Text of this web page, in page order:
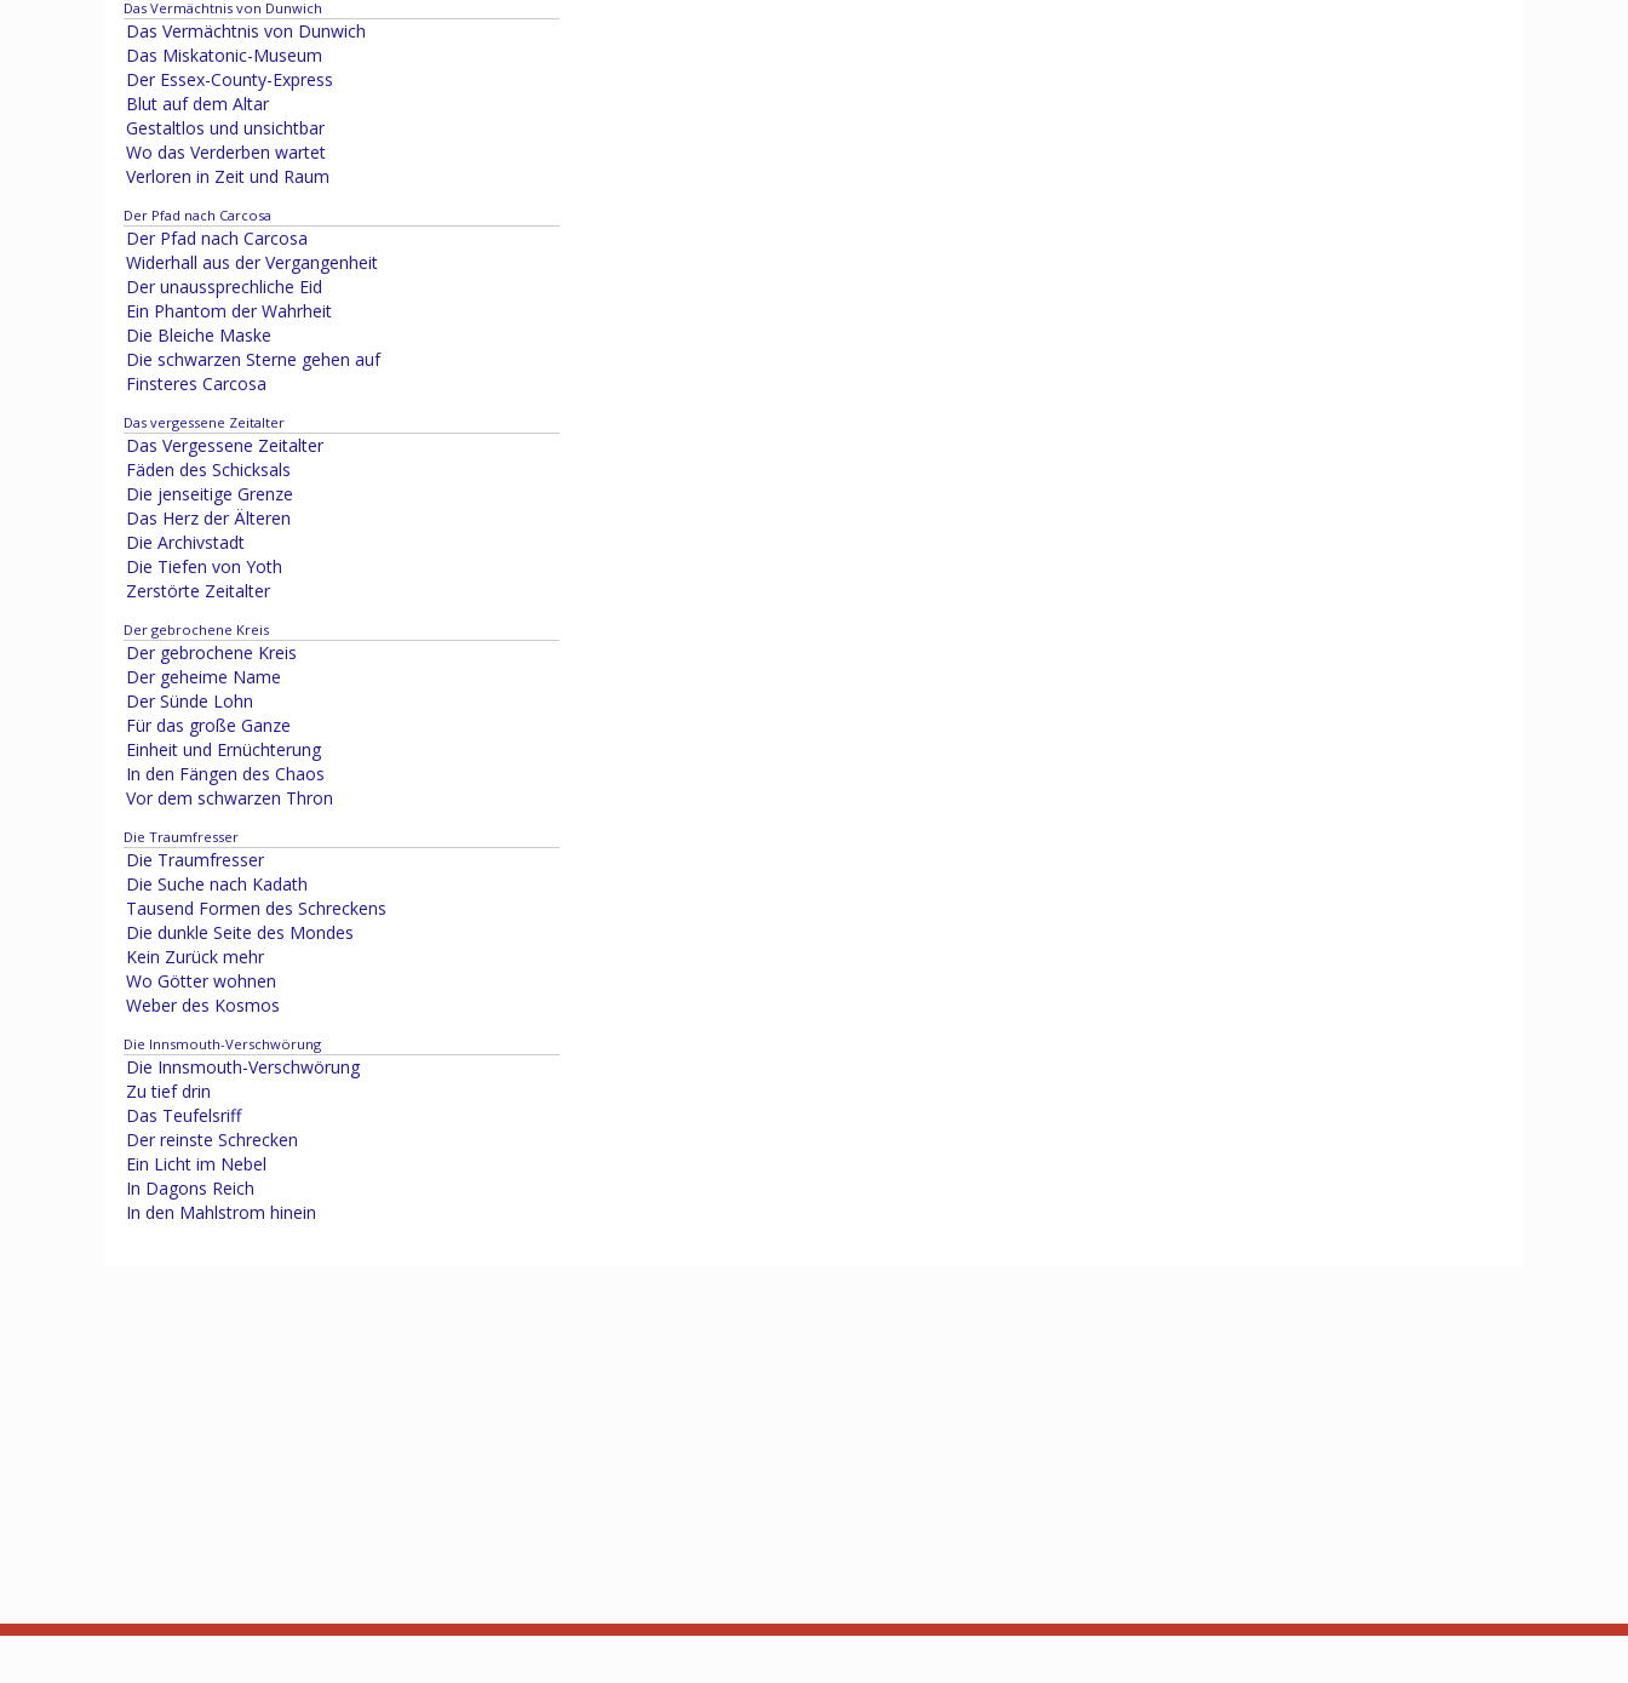
Das Vermächtnis von Dunwich
Das Vermächtnis von Dunwich
Das Miskatonic-Museum
Der Essex-County-Express
Blut auf dem Altar
Gestaltlos und unsichtbar
Wo das Verderben wartet
Verloren in Zeit und Raum
Der Pfad nach Carcosa
Der Pfad nach Carcosa
Widerhall aus der Vergangenheit
Der unaussprechliche Eid
Ein Phantom der Wahrheit
Die Bleiche Maske
Die schwarzen Sterne gehen auf
Finsteres Carcosa
Das vergessene Zeitalter
Das Vergessene Zeitalter
Fäden des Schicksals
Die jenseitige Grenze
Das Herz der Älteren
Die Archivstadt
Die Tiefen von Yoth
Zerstörte Zeitalter
Der gebrochene Kreis
Der gebrochene Kreis
Der geheime Name
Der Sünde Lohn
Für das große Ganze
Einheit und Ernüchterung
In den Fängen des Chaos
Vor dem schwarzen Thron
Die Traumfresser
Die Traumfresser
Die Suche nach Kadath
Tausend Formen des Schreckens
Die dunkle Seite des Mondes
Kein Zurück mehr
Wo Götter wohnen
Weber des Kosmos
Die Innsmouth-Verschwörung
Die Innsmouth-Verschwörung
Zu tief drin
Das Teufelsriff
Der reinste Schrecken
Ein Licht im Nebel
In Dagons Reich
In den Mahlstrom hinein